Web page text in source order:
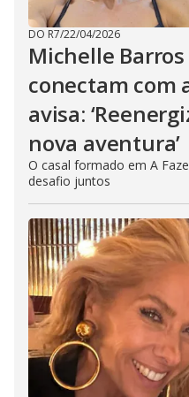
DO R7/22/04/2026
Michelle
conectam com
avisa:
nova aventura’
O casal formado em A
desafio juntos